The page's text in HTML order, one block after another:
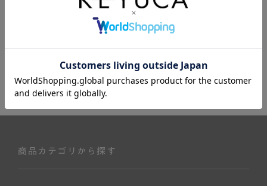
商品カテゴリから探す